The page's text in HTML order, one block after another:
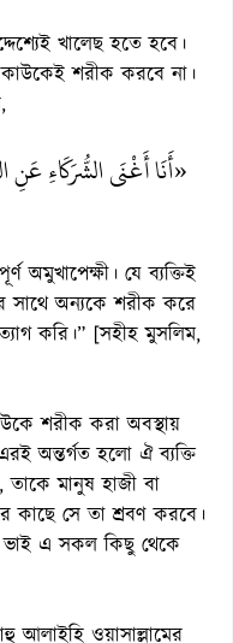
খালেছ হতে হবে।
শরীক করবে না।
«أَنَا أَغْنَى الشُّرَكَاءِ
অমুখাপেক্ষী। যে ব্যক্তিই
অন্যকে শরীক করে
করি।” [সহীহ মুসলিম,
শরীক করা অবস্থায়
অন্তর্গত হলো ঐ ব্যক্তি
তাকে মানুষ হাজী বা
কাছে সে তা শ্রবণ করবে।
ভাই এ সকল কিছু থেকে
আলাইহি ওয়াসাল্লামের